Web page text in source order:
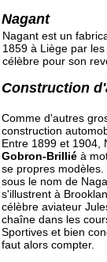
Nagant
Nagant est un
1859 à Liège par
célèbre pour son
Construction
Comme d'autres
construction
Entre 1899 et 1904,
Gobron-Brillié à
se propres
sous le nom de
s'illustrent à
célèbre aviateur
chaîne dans les
Sportives et bien
faut alors compter.